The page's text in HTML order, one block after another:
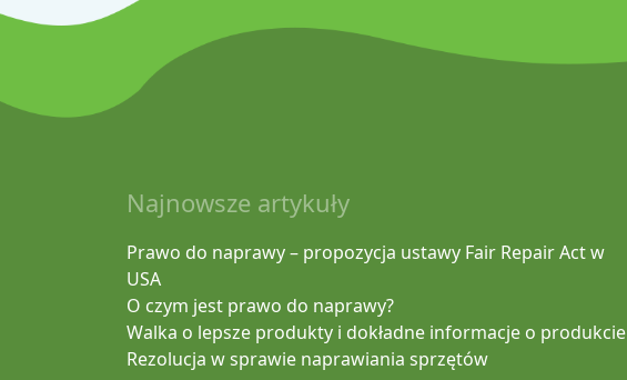
Najnowsze artykuły
Prawo do naprawy – propozycja ustawy Fair Repair Act w
USA
O czym jest prawo do naprawy?
Walka o lepsze produkty i dokładne informacje o produkcie
Rezolucja w sprawie naprawiania sprzętów